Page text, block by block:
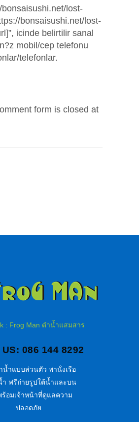
bonsaisushi.net/lost-
bonsaisushi.net/lost-
icinde belirtilir sanal
mobil/cep telefonu
telefonlar.
form is closed at
: Frog Man ดำน้ำแสมสาร
086 144 8292
น้ำแบบส่วนตัว พานั่งเรือ
ำ ฟรีถ่ายรูปใต้น้ำและบน
ร้อมเจ้าหน้าที่ดูแลความ
ปลอดภัย